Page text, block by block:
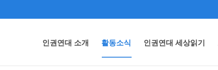
인권연대 소개 활동소식 인권연대 세상읽기